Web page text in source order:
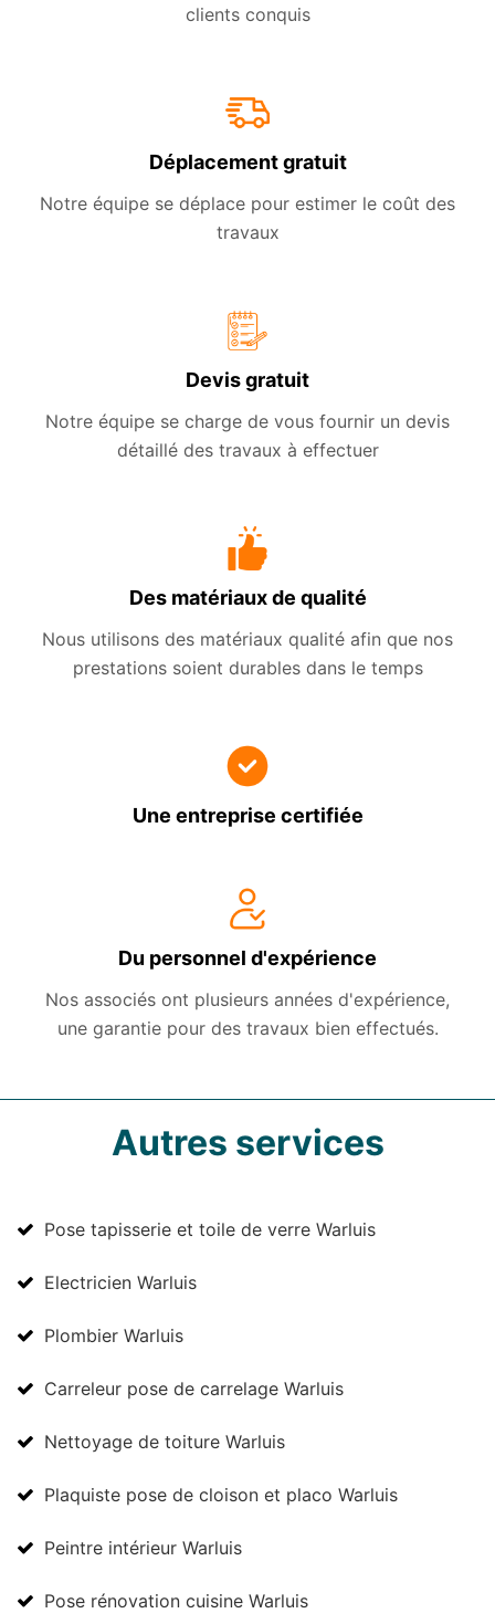
clients conquis
Déplacement gratuit
Notre équipe se déplace pour estimer le coût des
travaux
Devis gratuit
Notre équipe se charge de vous fournir un devis
détaillé des travaux à effectuer
Des matériaux de qualité
Nous utilisons des matériaux qualité afin que nos
prestations soient durables dans le temps
Une entreprise certifiée
Du personnel d'expérience
Nos associés ont plusieurs années d'expérience,
une garantie pour des travaux bien effectués.
Autres services
Pose tapisserie et toile de verre Warluis
Electricien Warluis
Plombier Warluis
Carreleur pose de carrelage Warluis
Nettoyage de toiture Warluis
Plaquiste pose de cloison et placo Warluis
Peintre intérieur Warluis
Pose rénovation cuisine Warluis